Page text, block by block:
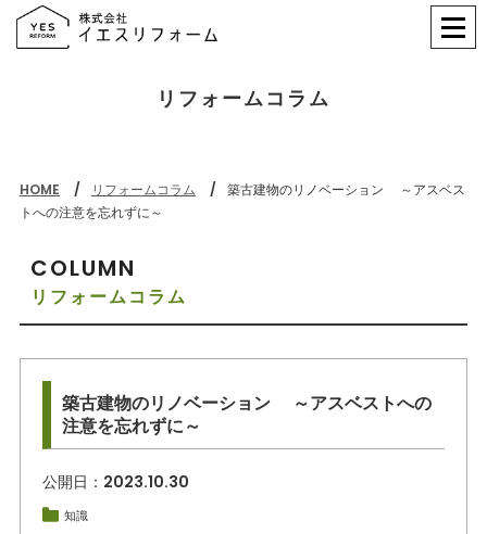
リフォームコラム
HOME リフォームコラム
築古建物のリノベーション ～アスベス
トへの注意を忘れずに～
COLUMN
リフォームコラム
築古建物のリノベーション ～アスベストへの
注意を忘れずに～
公開日： 2023.10.30
知識